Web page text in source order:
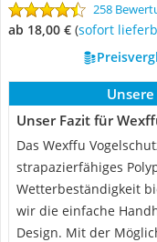
258
ab 18,00 € ( Sofort
Unser Fazit für
Das Wexffu
strapazierfähiges
Wetterbeständigkeit
wir die einfache
Design. Mit der